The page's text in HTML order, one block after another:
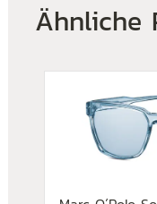
Ähnliche